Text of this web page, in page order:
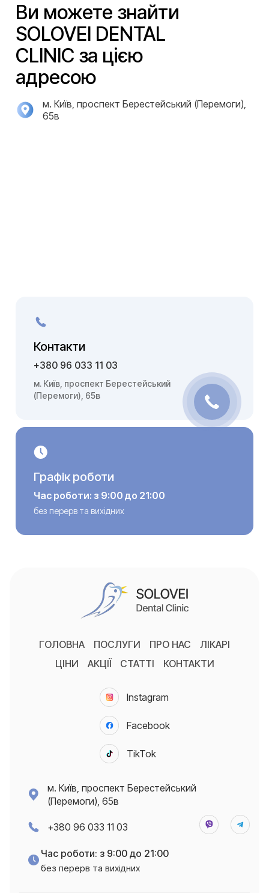
Ви можете знайти
SOLOVEI DENTAL
CLINIC за цією
адресою
м. Київ, проспект Берестейський (Перемоги),
65в
Контакти
+380 96 033 11 03
м. Київ, проспект Берестейський
(Перемоги), 65в
Графік роботи
Час роботи: з 9:00 до 21:00
без перерв та вихідних
ГОЛОВНА ПОСЛУГИ ПРО НАС
ЛІКАРІ
ЦІНИ
АКЦІЇ СТАТТІ КОНТАКТИ
Instagram
Facebook
TikTok
м. Київ, проспект Берестейський
(Перемоги), 65в
+380 96 033 11 03
Час роботи: з 9:00 до 21:00
без перерв та вихідних